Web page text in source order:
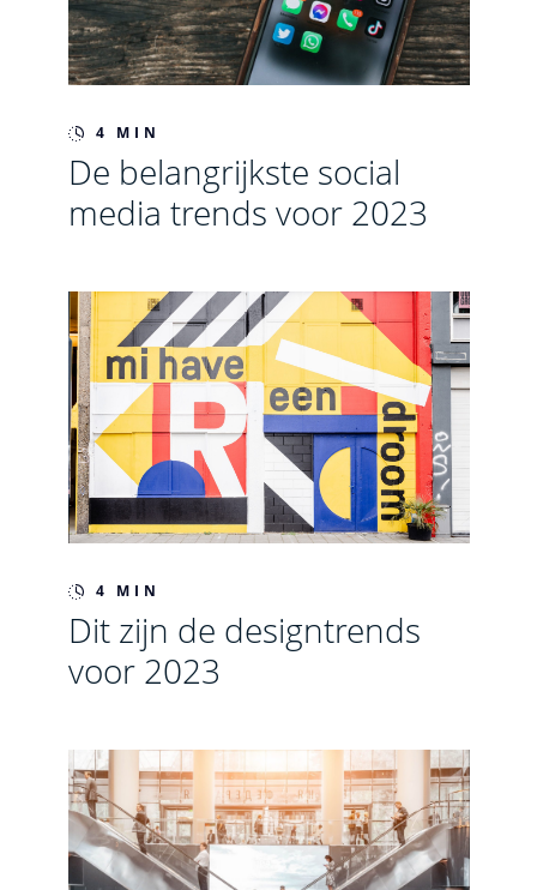
4 MIN
De belangrijkste social
media trends voor 2023
4 MIN
Dit zijn de designtrends
voor 2023